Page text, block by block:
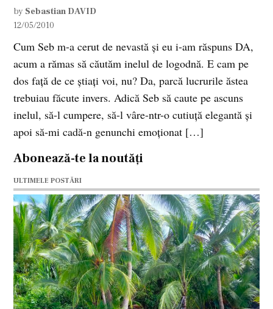
by Sebastian DAVID
12/05/2010
Cum Seb m-a cerut de nevastă şi eu i-am răspuns DA,
acum a rămas să căutăm inelul de logodnă. E cam pe
dos faţă de ce ştiaţi voi, nu? Da, parcă lucrurile ăstea
trebuiau făcute invers. Adică Seb să caute pe ascuns
inelul, să-l cumpere, să-l vâre-ntr-o cutiuţă elegantă şi
apoi să-mi cadă-n genunchi emoţionat […]
Abonează-te la noutăți
ULTIMELE POSTĂRI